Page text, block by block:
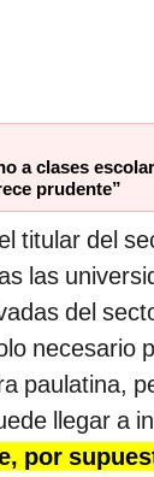
a clases
prudente”
titular del
las
del
necesario
paulatina,
llegar a
por